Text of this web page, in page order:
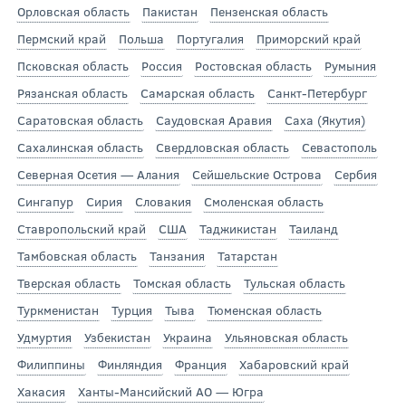
Орловская область
Пакистан
Пензенская область
Пермский край
Польша Португалия
Приморский край
Псковская область
Россия Ростовская область
Румыния
Рязанская область
Самарская область
Санкт-Петербург
Саратовская область
Саудовская Аравия
Саха (Якутия)
Сахалинская область
Свердловская область
Севастополь
Северная Осетия — Алания
Сейшельские Острова
Сербия
Сингапур
Сирия Словакия
Смоленская область
Ставропольский край
США Таджикистан
Таиланд
Тамбовская область
Танзания
Татарстан
Тверская область
Томская область
Тульская область
Туркменистан
Турция Тыва
Тюменская область
Удмуртия
Узбекистан Украина
Ульяновская область
Филиппины
Финляндия Франция
Хабаровский край
Хакасия
Ханты-Мансийский АО — Югра